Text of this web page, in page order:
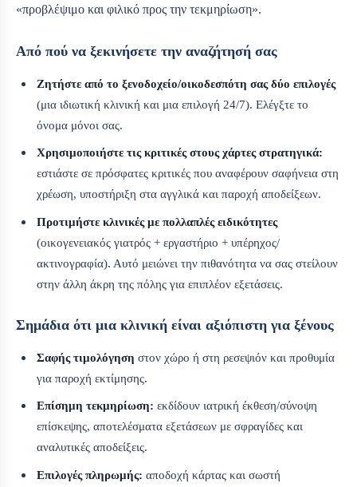
«προβλέψιμο και φιλικό προς την τεκμηρίωση».
Από πού να ξεκινήσετε την αναζήτησή σας
Ζητήστε από το ξενοδοχείο/οικοδεσπότη σας δύο επιλογές
(μια ιδιωτική κλινική και μια επιλογή 24/7). Ελέγξτε το
όνομα μόνοι σας.
Χρησιμοποιήστε τις κριτικές στους χάρτες στρατηγικά:
εστιάστε σε πρόσφατες κριτικές που αναφέρουν σαφήνεια στη
χρέωση, υποστήριξη στα αγγλικά και παροχή αποδείξεων.
Προτιμήστε κλινικές με πολλαπλές ειδικότητες
(οικογενειακός γιατρός + εργαστήριο + υπέρηχος/
ακτινογραφία). Αυτό μειώνει την πιθανότητα να σας στείλουν
στην άλλη άκρη της πόλης για επιπλέον εξετάσεις.
Σημάδια ότι μια κλινική είναι αξιόπιστη για ξένους
Σαφής τιμολόγηση στον χώρο ή στη ρεσεψιόν και προθυμία
για παροχή εκτίμησης.
Επίσημη τεκμηρίωση: εκδίδουν ιατρική έκθεση/σύνοψη
επίσκεψης, αποτελέσματα εξετάσεων με σφραγίδες και
αναλυτικές αποδείξεις.
Επιλογές πληρωμής: αποδοχή κάρτας και σωστή